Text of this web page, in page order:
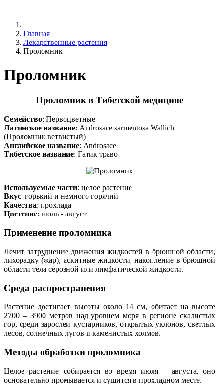
Главная
Лекарственные растения
Проломник
Проломник
Проломник в Тибетской медицине
Семейство: Первоцветные
Латинское название: Androsace sarmentosa Wallich
(Проломник ветвистый)
Английское название: Androsace
Тибетское название: Гатик траво
Используемые части: целое растение
Вкус: горький и немного горячий
Качества: прохлада
Цветение: июль - август
Применение проломника
Лечит затруднение движения жидкостей в брюшной области,
лихорадку (жар), аскитные жидкости, накопление в брюшной
области тела серозной или лимфатической жидкости.
Среда распространения
Растение достигает высоты около 14 см, обитает на высоте
2700 – 3900 метров над уровнем моря в регионе скалистых
гор, среди зарослей кустарников, открытых уклонов, светлых
лесов, солнечных лугов и каменистых холмов.
Методы обработки проломника
Целое растение собирается во время июля – августа, оно
основательно промывается и сушится в прохладном месте.